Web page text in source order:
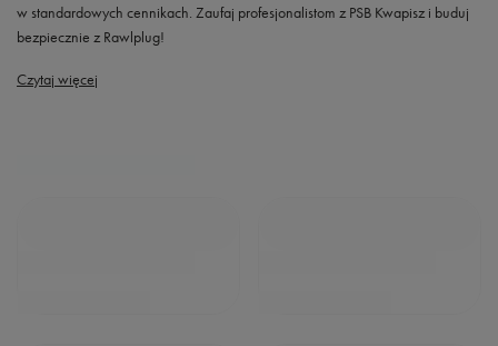
w standardowych cennikach. Zaufaj profesjonalistom z PSB Kwapisz i buduj
bezpiecznie z Rawlplug!
Czytaj więcej